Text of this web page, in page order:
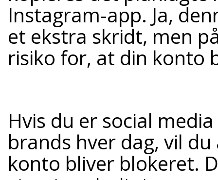
Instagram-app. Ja,
et ekstra skridt, men
risiko for, at din konto
Hvis du er social
brands hver dag, vil
konto bliver blokeret.